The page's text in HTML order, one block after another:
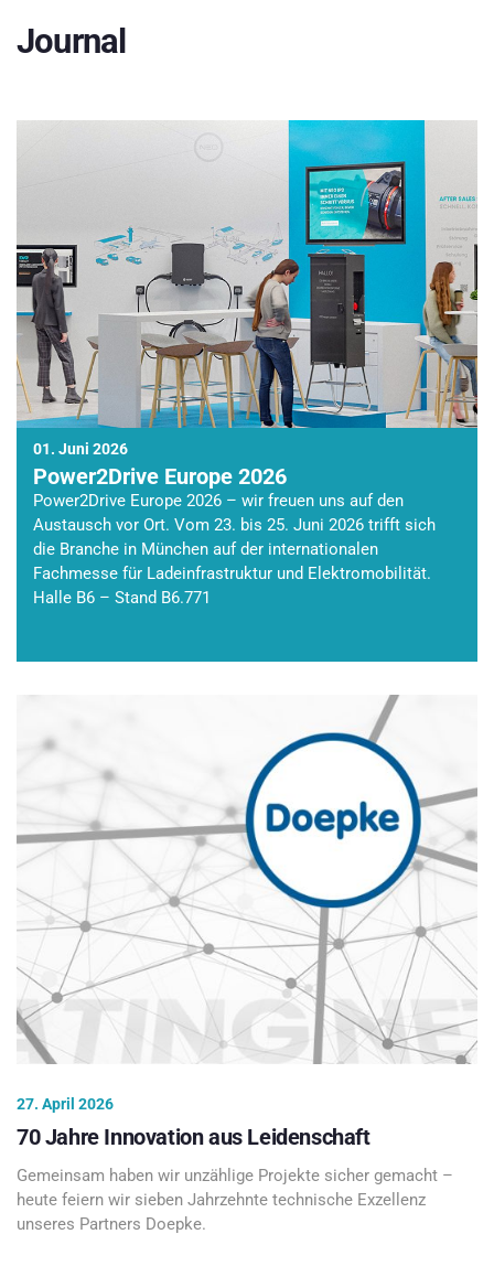
Journal
01. Juni 2026
Power2Drive Europe 2026
Power2Drive Europe 2026 – wir freuen uns auf den
Austausch vor Ort. Vom 23. bis 25. Juni 2026 trifft sich
die Branche in München auf der internationalen
Fachmesse für Ladeinfrastruktur und Elektromobilität.
Halle B6 – Stand B6.771
27. April 2026
70 Jahre Innovation aus Leidenschaft
Gemeinsam haben wir unzählige Projekte sicher gemacht –
heute feiern wir sieben Jahrzehnte technische Exzellenz
unseres Partners Doepke.